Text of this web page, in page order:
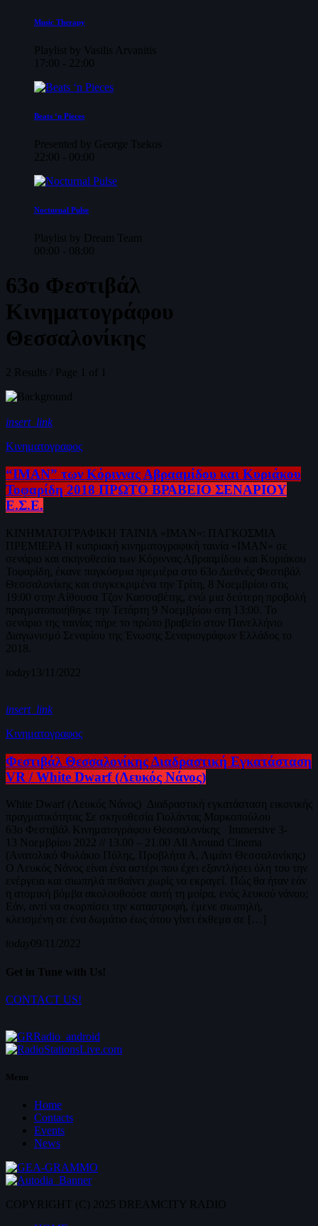
Music Therapy
Playlist by Vasilis Arvanitis
17:00 - 22:00
Beats ‘n Pieces
Presented by George Tsekos
22:00 - 00:00
Nocturnal Pulse
Playlist by Dream Team
00:00 - 08:00
63o Φεστιβάλ
Κινηματογράφου
Θεσσαλονίκης
2 Results / Page 1 of 1
insert_link
Κινηματογραφος
“ΙΜΑΝ” των Κόριννας Αβρααμίδου και Κυριάκου
Τοφαρίδη 2018 ΠΡΩΤΟ ΒΡΑΒΕΙΟ ΣΕΝΑΡΙΟΥ
Ε.Σ.Ε.
ΚΙΝΗΜΑΤΟΓΡΑΦΙΚΗ ΤΑΙΝΙΑ «ΙΜΑΝ»: ΠΑΓΚΟΣΜΙΑ
ΠΡΕΜΙΕΡΑ Η κυπριακή κινηματογραφική ταινία «ΙΜΑΝ» σε
σενάριο και σκηνοθεσία των Κόριννας Αβρααμίδου και Κυριάκου
Τοφαρίδη, έκανε παγκόσμια πρεμιέρα στο 63ο Διεθνές Φεστιβάλ
Θεσσαλονίκης και συγκεκριμένα την Τρίτη, 8 Νοεμβρίου στις
19:00 στην Αίθουσα Τζον Κασσαβέτης, ενώ μια δεύτερη προβολή
πραγματοποιήθηκε την Τετάρτη 9 Νοεμβρίου στη 13:00. Το
σενάριο της ταινίας πήρε το πρώτο βραβείο στον Πανελλήνιο
Διαγωνισμό Σεναρίου της Ένωσης Σεναριογράφων Ελλάδος το
2018.
today 13/11/2022
insert_link
Κινηματογραφος
Φεστιβάλ Θεσσαλονίκης Διαδραστική Εγκατάσταση
VR / White Dwarf (Λευκός Νάνος)
White Dwarf (Λευκός Νάνος) Διαδραστική εγκατάσταση εικονικής
πραγματικότητας Σε σκηνοθεσία Γιολάντας Μαρκοπούλου
63o Φεστιβάλ Κινηματογράφου Θεσσαλονίκης Immersive 3-
13 Νοεμβρίου 2022 // 13.00 – 21.00 All Around Cinema
(Ανατολικό Φυλάκιο Πύλης, Προβλήτα Α, Λιμάνι Θεσσαλονίκης)
Ο Λευκός Νάνος είναι ένα αστέρι που έχει εξαντλήσει όλη του την
ενέργεια και σιωπηλά πεθαίνει χωρίς να εκραγεί. Πώς θα ήταν εάν
η ατομική βόμβα ακολουθούσε αυτή τη μοίρα, ενός λευκού νάνου;
Εάν, αντί να σκορπίσει την καταστροφή, έμενε σιωπηλή,
κλεισμένη σε ένα δωμάτιο έως ότου γίνει έκθεμα σε […]
today09/11/2022
Get in Tune with Us!
CONTACT US!
Menu
Home
Contacts
Events
News
COPYRIGHT (C) 2025 DREAMCITY RADIO